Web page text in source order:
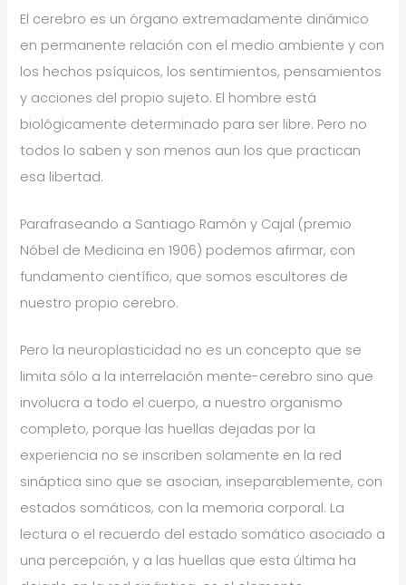
El cerebro es un órgano extremadamente dinámico
en permanente relación con el medio ambiente y con
los hechos psíquicos, los sentimientos, pensamientos
y acciones del propio sujeto. El hombre está
biológicamente determinado para ser libre. Pero no
todos lo saben y son menos aun los que practican
esa libertad.
Parafraseando a Santiago Ramón y Cajal (premio
Nóbel de Medicina en 1906) podemos afirmar, con
fundamento científico, que somos escultores de
nuestro propio cerebro.
Pero la neuroplasticidad no es un concepto que se
limita sólo a la interrelación mente-cerebro sino que
involucra a todo el cuerpo, a nuestro organismo
completo, porque las huellas dejadas por la
experiencia no se inscriben solamente en la red
sináptica sino que se asocian, inseparablemente, con
estados somáticos, con la memoria corporal. La
lectura o el recuerdo del estado somático asociado a
una percepción, y a las huellas que esta última ha